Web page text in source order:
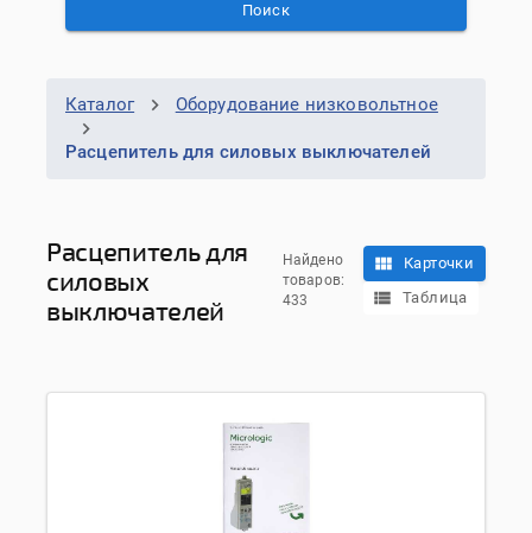
Поиск
Каталог Оборудование низковольтное
Расцепитель для силовых выключателей
Расцепитель для
силовых
выключателей
Найдено
товаров:
433
Карточки
Таблица